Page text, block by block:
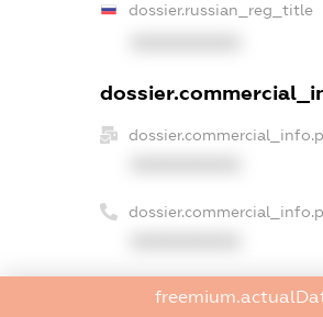
dossier.russian_reg_title